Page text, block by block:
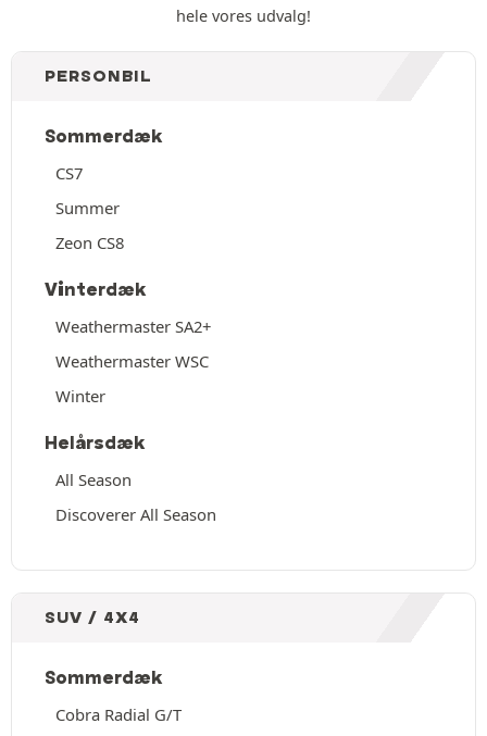
hele vores udvalg!
PERSONBIL
Sommerdæk
CS7
Summer
Zeon CS8
Vinterdæk
Weathermaster SA2+
Weathermaster WSC
Winter
Helårsdæk
All Season
Discoverer All Season
SUV / 4X4
Sommerdæk
Cobra Radial G/T